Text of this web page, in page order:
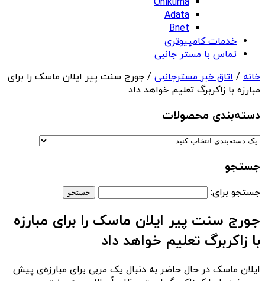
Adata
Bnet
خدمات کامپیوتری
تماس با مستر جانبی
خانه / اتاق خبر مسترجانبی / جورج سنت پیر ایلان ماسک را برای
مبارزه با زاکربرگ تعلیم خواهد داد
دسته‌بندی‌ محصولات
جستجو
جستجو برای:
جورج سنت پیر ایلان ماسک را برای مبارزه
با زاکربرگ تعلیم خواهد داد
ایلان ماسک در حال حاضر به دنبال یک مربی برای مبارزه‌ی پیش